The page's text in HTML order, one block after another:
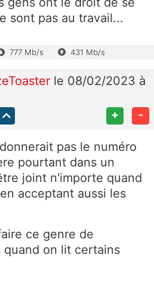
sont pas au travail...
777 Mb/s 431 Mb/s
le 08/02/2023 à
+ -
pas le numéro
pourtant dans un
joint n'importe quand
acceptant aussi les
ce genre de
on lit certains